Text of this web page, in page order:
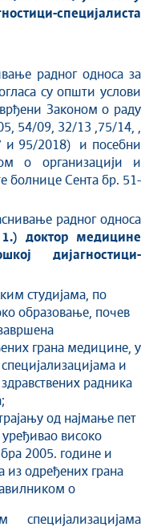
-специјалиста
односа за
су општи услови
Законом о раду
54/09, 32/13 ,75/14, ,
и 95/2018) и посебни
о организацији и
болнице Сента бр. 51-
радног односа
1.) доктор медицине
дијагностици-
студијама, по
образовање, почев
грана медицине, у
и
радника
од најмање пет
уређивао високо
2005. године и
из одређених грана
о